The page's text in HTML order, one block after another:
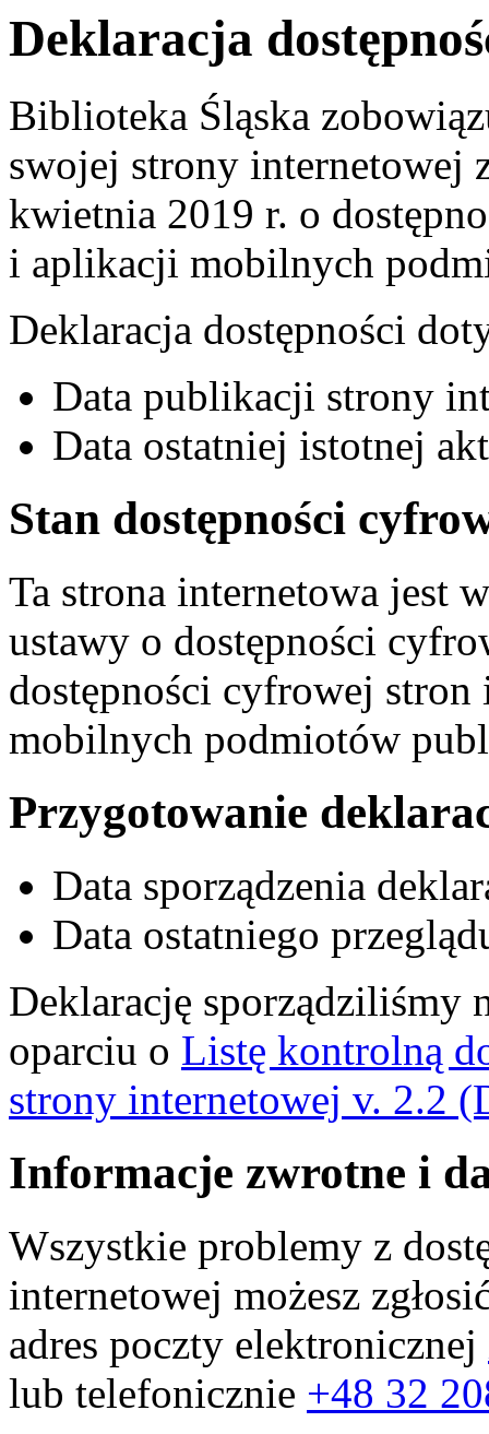
Deklaracja
Biblioteka Śląska
swojej strony internetowej
kwietnia 2019 r. o
i aplikacji mobilnych
Deklaracja dostępności
Data publikacji strony
Data ostatniej istotnej
Stan dostępności
Ta strona internetowa jest
ustawy o dostępności
dostępności cyfrowej
mobilnych podmiotów
Przygotowanie
Data sporządzenia
Data ostatniego
Deklarację sporządziliśmy
oparciu o Listę kontrolną
strony internetowej v. 2.2
Informacje zwrotne i
Wszystkie problemy z
internetowej możesz
adres poczty elektronicznej
lub telefonicznie +48 32